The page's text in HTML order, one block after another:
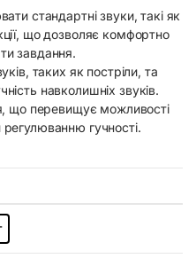
стандартні звуки, такі як
що дозволяє комфортно
завдання.
таких як постріли, та
навколишніх звуків.
що перевищує можливості
гучності.